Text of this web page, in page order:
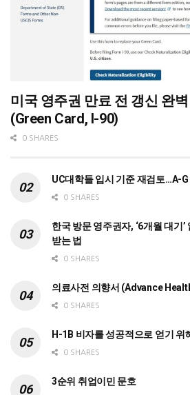
미국 영주권 만료 전 갱신 완
(Green Card, I-90)
0 SHARES
UC대학들 입시 기준 재검토…A-G
0 SHARES
한국 방문 영주권자, ‘6개월 대기
받는 법
0 SHARES
의료사전 의향서 (Advance
0 SHARES
H-1B 비자를 성공적으로 얻기 위
0 SHARES
3순위 취업이민 문호